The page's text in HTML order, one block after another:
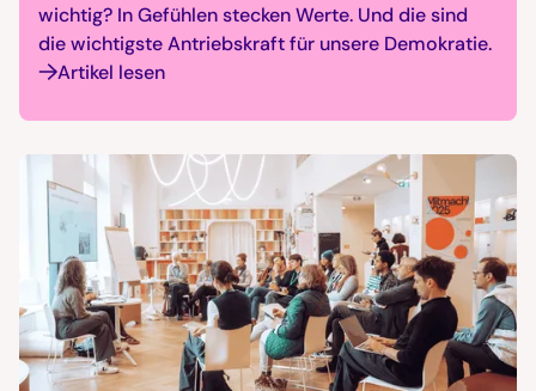
wichtig? In Gefühlen stecken Werte. Und die sind
die wichtigste Antriebskraft für unsere Demokratie.
Artikel lesen